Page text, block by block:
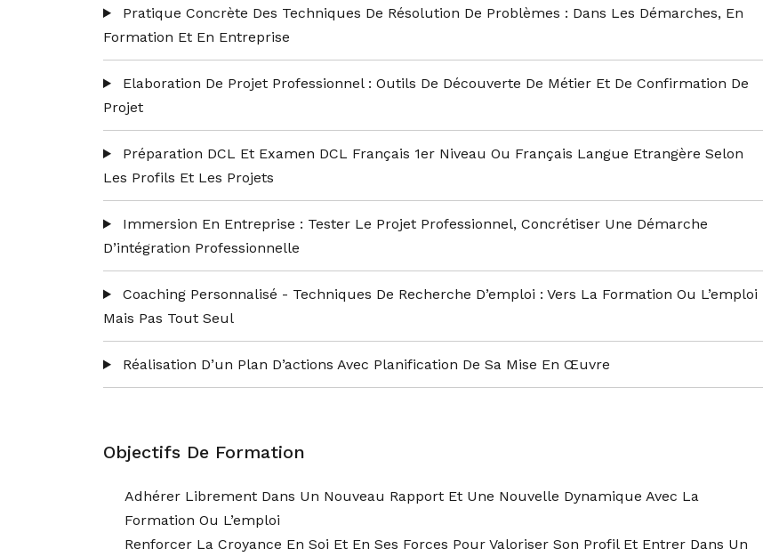
Pratique Concrète Des Techniques De Résolution De Problèmes : Dans Les Démarches, En
Formation Et En Entreprise
Elaboration De Projet Professionnel : Outils De Découverte De Métier Et De Confirmation De
Projet
Préparation DCL Et Examen DCL Français 1er Niveau Ou Français Langue Etrangère Selon
Les Profils Et Les Projets
Immersion En Entreprise : Tester Le Projet Professionnel, Concrétiser Une Démarche
D’intégration Professionnelle
Coaching Personnalisé - Techniques De Recherche D’emploi : Vers La Formation Ou L’emploi
Mais Pas Tout Seul
Réalisation D’un Plan D’actions Avec Planification De Sa Mise En Œuvre
Objectifs De Formation
Adhérer Librement Dans Un Nouveau Rapport Et Une Nouvelle Dynamique Avec La
Formation Ou L’emploi
Renforcer La Croyance En Soi Et En Ses Forces Pour Valoriser Son Profil Et Entrer Dans Un